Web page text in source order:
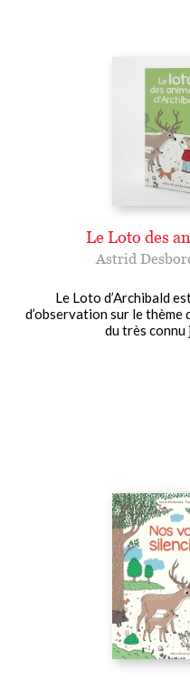
Le Loto des
Astrid
Le Loto d’Archibald
d’observation sur le thème
du très connu